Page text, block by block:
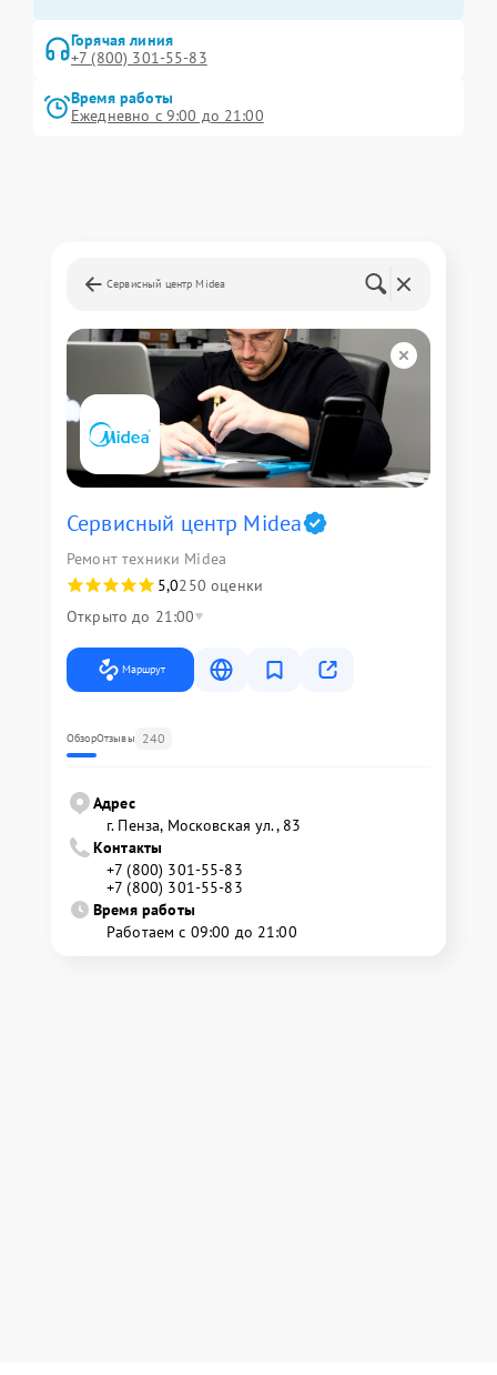
Горячая линия
+7 (800) 301-55-83
Время работы
Ежедневно с 9:00 до 21:00
Сервисный центр Midea
Сервисный центр Midea
Ремонт техники Midea
5,0250 оценки
Открыто до 21:00
Маршрут
ОбзорОтзывы 240
Адрес
г. Пенза, Московская ул., 83
Контакты
+7 (800) 301-55-83
+7 (800) 301-55-83
Время работы
Работаем с 09:00 до 21:00